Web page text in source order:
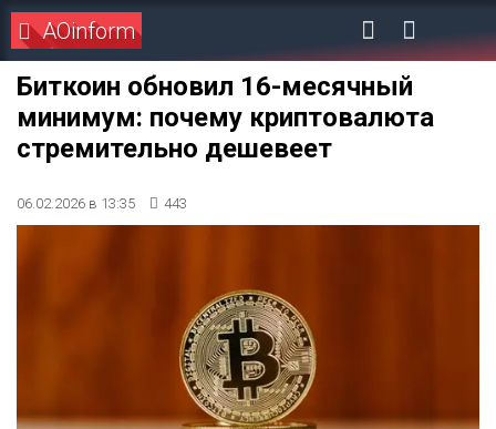
AOinform
Биткоин обновил 16-месячный
минимум: почему криптовалюта
стремительно дешевеет
06.02.2026 в 13:35 443